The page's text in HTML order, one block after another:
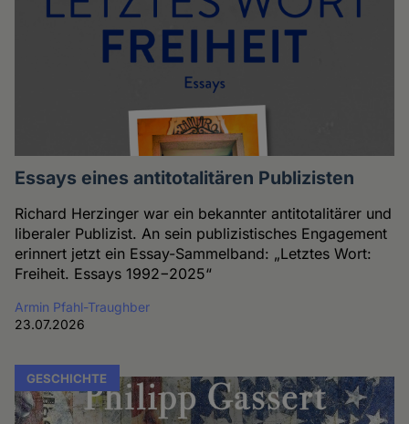
Essays eines antitotalitären Publizisten
Richard Herzinger war ein bekannter antitotalitärer und
liberaler Publizist. An sein publizistisches Engagement
erinnert jetzt ein Essay-Sammelband: „Letztes Wort:
Freiheit. Essays 1992−2025“
Armin Pfahl-Traughber
23.07.2026
GESCHICHTE